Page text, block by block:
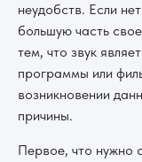
неудобств. Если
большую часть
тем, что звук
программы или
возникновении
причины.
Первое, что нужно